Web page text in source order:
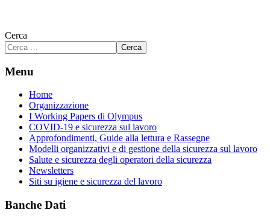
Cerca
Cerca
Menu
Home
Organizzazione
I Working Papers di Olympus
COVID-19 e sicurezza sul lavoro
Approfondimenti, Guide alla lettura e Rassegne
Modelli organizzativi e di gestione della sicurezza sul lavoro
Salute e sicurezza degli operatori della sicurezza
Newsletters
Siti su igiene e sicurezza del lavoro
Banche Dati